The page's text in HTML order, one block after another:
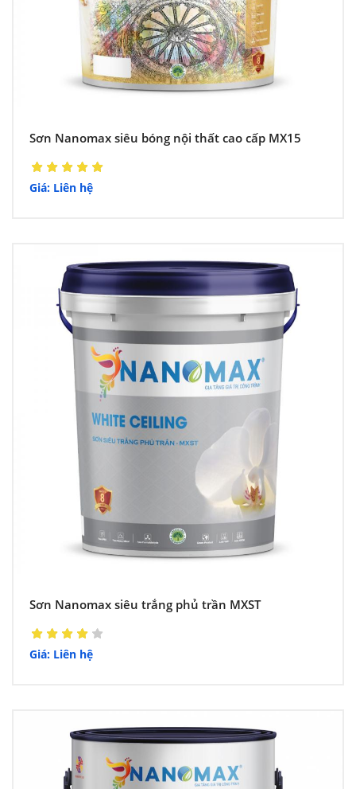
Sơn Nanomax siêu bóng nội thất cao cấp MX15
Giá: Liên hệ
Sơn Nanomax siêu trắng phủ trần MXST
Giá: Liên hệ